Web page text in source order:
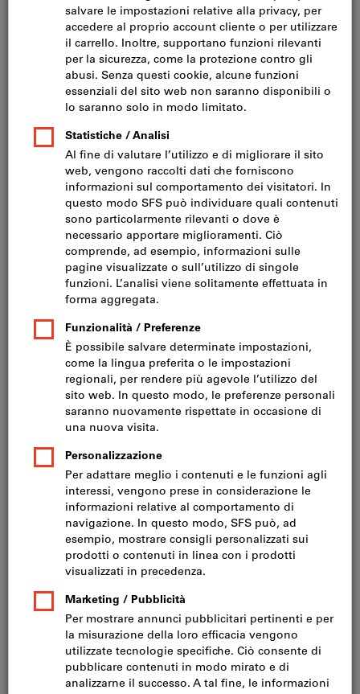
Fare clic per ingrandire l‘immagine
Prezzo per 1 Articolo
IVA inclusa Prezzo più spese di spedizione
IVA esclusa CHF 4’520.00
Quantità
Nel carrello